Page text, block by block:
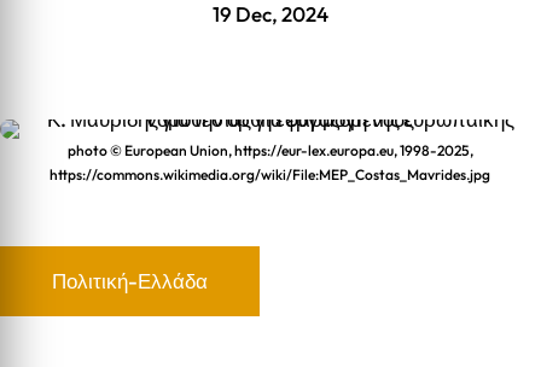
19 Dec, 2024
photo © European Union, https://eur-lex.europa.eu, 1998-2025,
https://commons.wikimedia.org/wiki/File:MEP_Costas_Mavrides.jpg
Πολιτική-Ελλάδα